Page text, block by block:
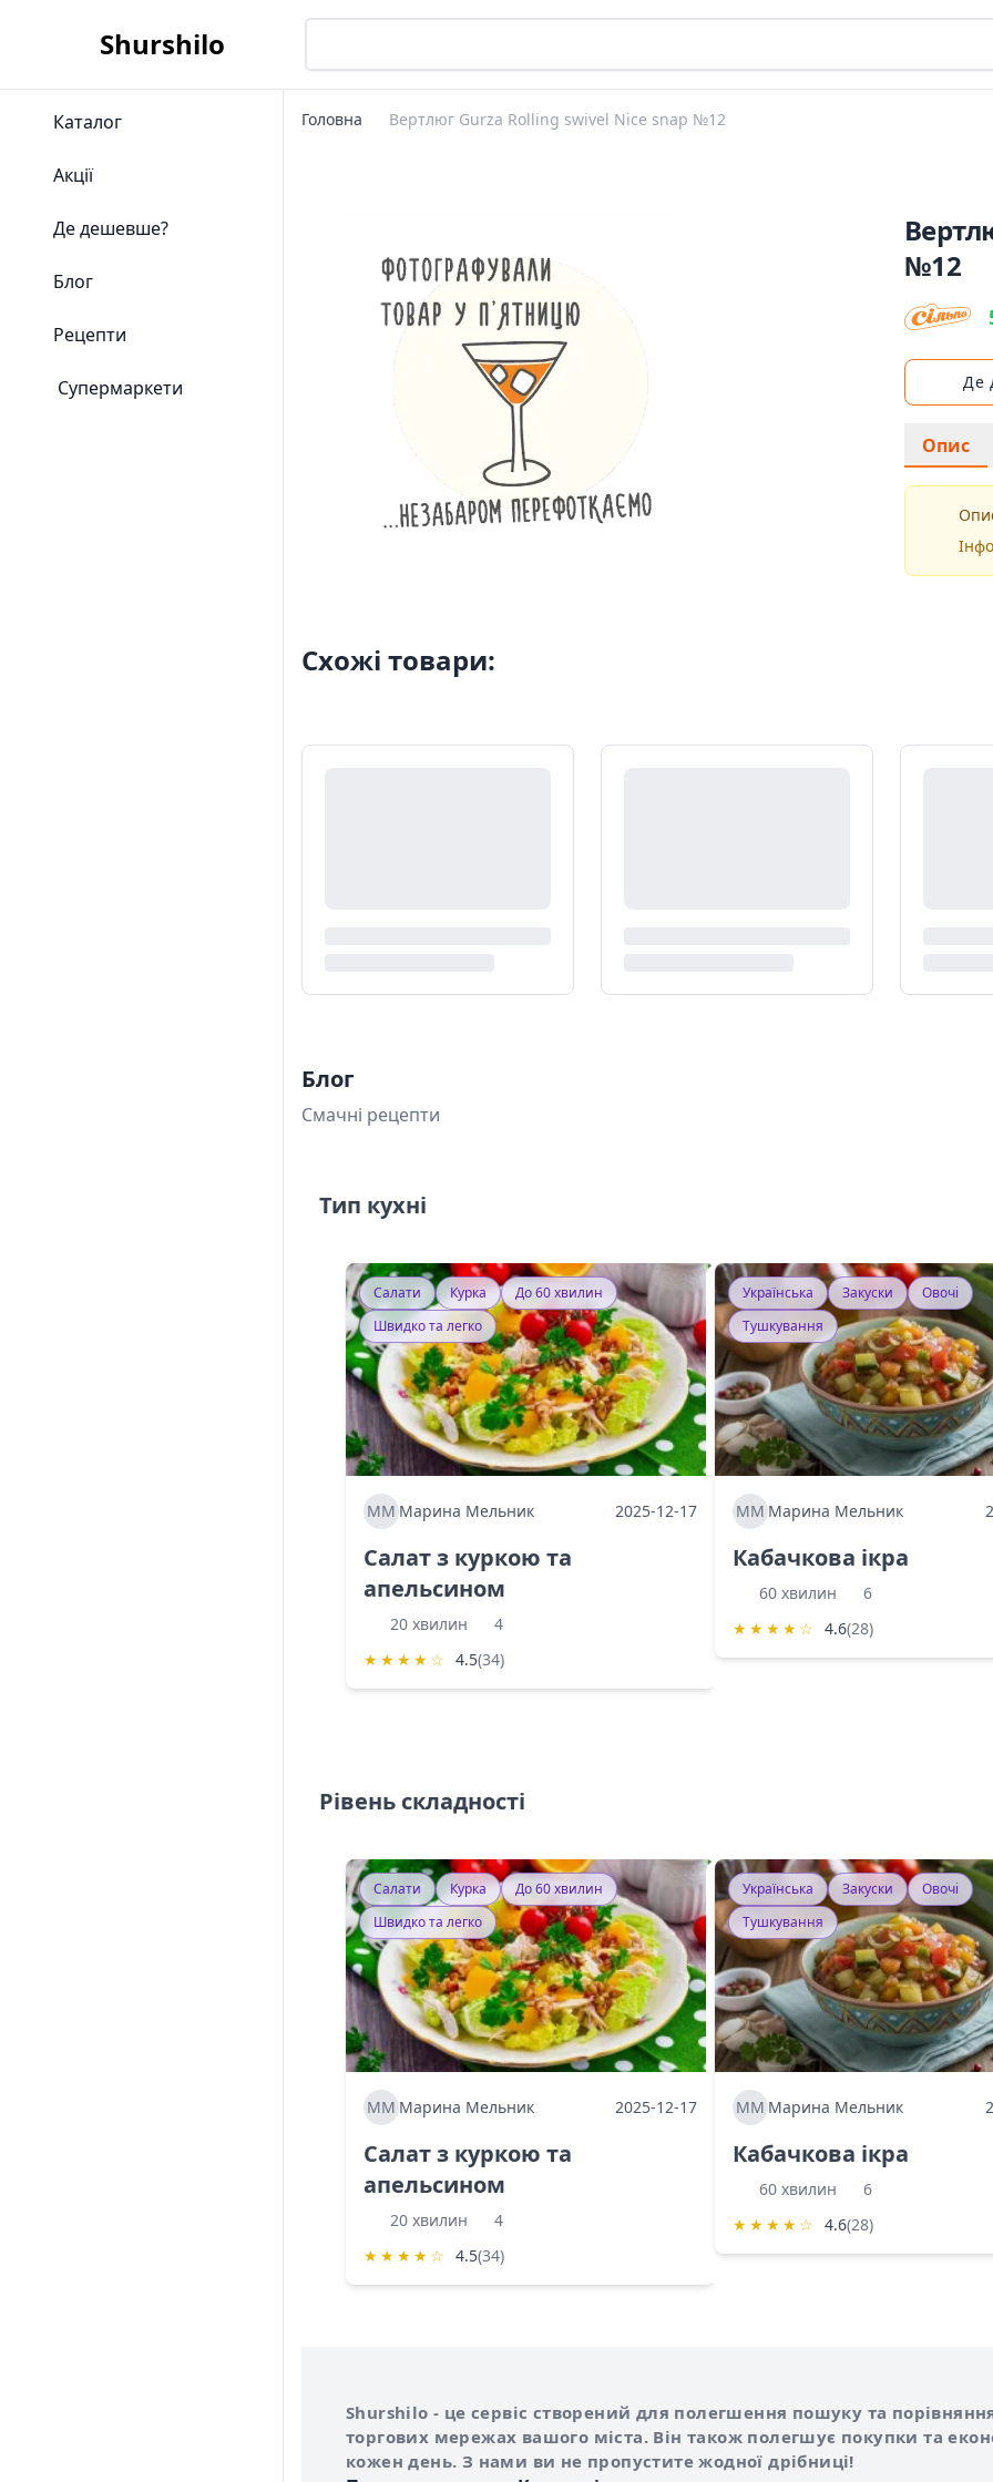
Shurshilo
Каталог
Акції
Де дешевше?
Блог
Рецепти
Супермаркети
Головна Вертлюг Gurza Rolling swivel Nice snap №12
№12
Де
Опис
Схожі товари:
Блог
Смачні рецепти
Тип кухні
Салати Курка
До 60 хвилин
Швидко та легко
ММ Марина Мельник 2025-12-17
Салат з куркою та
апельсином
20 хвилин
4
★ ★ ★ ★ ☆ 4.5(34)
Українська Закуски
Овочі
Тушкування
ММ Марина Мельник
Кабачкова ікра
60 хвилин
6
★ ★ ★ ★ ☆ 4.6(28)
Рівень складності
Салати Курка
До 60 хвилин
Швидко та легко
ММ Марина Мельник 2025-12-17
Салат з куркою та
апельсином
20 хвилин
4
★ ★ ★ ★ ☆ 4.5(34)
Українська Закуски
Овочі
Тушкування
ММ Марина Мельник
Кабачкова ікра
60 хвилин
6
★ ★ ★ ★ ☆ 4.6(28)
Про сервіс Shurshilo
Shurshilo - це сервіс створений для полегшення пошуку та
торгових мережах вашого міста. Він також полегшує покупки та
кожен день. З нами ви не пропустите жодної дрібниці!